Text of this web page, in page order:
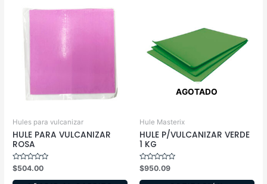
Hules para vulcanizar
HULE PARA VULCANIZAR
ROSA
Valorado
en
0
$504.00
AGOTADO
Hule Masterix
HULE P/VULCANIZAR VERDE
1 KG
Valorado
en
0
$950.09